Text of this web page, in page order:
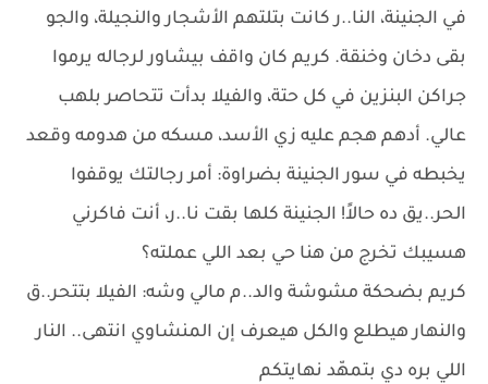
في الجنينة، النا..ر كانت بتلتهم الأشجار والنجيلة، والجو
بقى دخان وخنقة. كريم كان واقف بيشاور لرجاله يرموا
جراكن البنزين في كل حتة، والفيلا بدأت تتحاصر بلهب
عالي. أدهم هجم عليه زي الأسد، مسكه من هدومه وقعد
يخبطه في سور الجنينة بضراوة: أمر رجالتك يوقفوا
الحر..يق ده حالاً! الجنينة كلها بقت نا..ر، أنت فاكرني
هسيبك تخرج من هنا حي بعد اللي عملته؟
كريم بضحكة مشوشة والد..م مالي وشه: الفيلا بتتحر..ق
والنهار هيطلع والكل هيعرف إن المنشاوي انتهى.. النار
اللي بره دي بتمهّد نهايتكم